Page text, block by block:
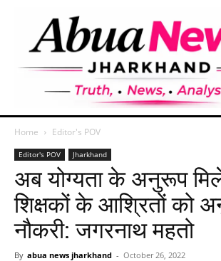
Home Editor's POV
Editor's POV Jharkhand
अब योग्यता के अनुरूप
शिक्षकों के आश्रितों को
नौकरी: जगरनाथ महतो
By abua news jharkhand - October 26, 2022